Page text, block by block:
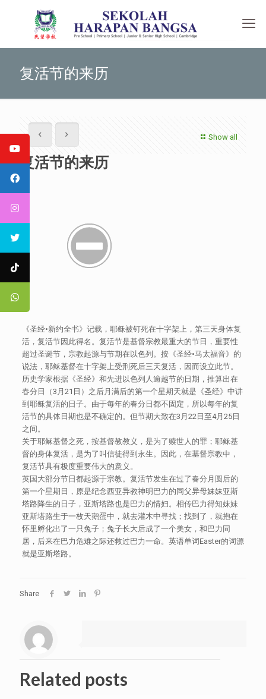
复活节的来历
Show all
复活节的来历
《圣经•新约全书》记载，耶稣被钉死在十字架上，第三天身体复
活，复活节因此得名。复活节是基督宗教最重大的节日，重要性
超过圣诞节，宗教起源与节期在以色列。按《圣经•马太福音》的
说法，耶稣基督在十字架上受刑死后三天复活，因而设立此节。
历史学家根据《圣经》和先进以色列人逾越节的日期，推算出在
春分日（3月21日）之后月满后的第一个星期天就是《圣经》中讲
到耶稣复活的日子。由于每年的春分日都不固定，所以每年的复
活节的具体日期也是不确定的。但节期大致在3月22日至4月25日
之间。
关于耶稣基督之死，按基督教教义，是为了赎世人的罪；耶稣基
督的身体复活，是为了叫信徒得到永生。因此，在基督宗教中，
复活节具有极度重要伟大的意义。
英国大部分节日都起源于宗教。复活节发生在过了春分月圆后的
第一个星期日，原是纪念西亚异教神明巴力的同父异母妹妹亚斯
塔路降生的日子，亚斯塔路也是巴力的情妇。相传巴力得知妹妹
亚斯塔路生于一枚天鹅蛋中，就去灌木中寻找；找到了，就抱在
怀里孵化出了一只兔子；兔子长大后成了一个美女，和巴力同
居，后来在巴力危难之际还救过巴力一命。英语单词Easter的词源
就是亚斯塔路。
Share
Related posts